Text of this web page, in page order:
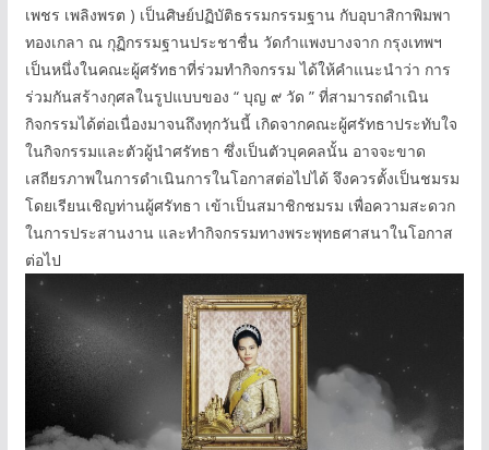
เพชร เพลิงพรต ) เป็นศิษย์ปฏิบัติธรรมกรรมฐาน กับอุบาสิกาพิมพา
ทองเกลา ณ กุฏิกรรมฐานประชาชื่น วัดกำแพงบางจาก กรุงเทพฯ
เป็นหนึ่งในคณะผู้ศรัทธาที่ร่วมทำกิจกรรม ได้ให้คำแนะนำว่า การ
ร่วมกันสร้างกุศลในรูปแบบของ “ บุญ ๙ วัด ” ที่สามารถดำเนิน
กิจกรรมได้ต่อเนื่องมาจนถึงทุกวันนี้ เกิดจากคณะผู้ศรัทธาประทับใจ
ในกิจกรรมและตัวผู้นำศรัทธา ซึ่งเป็นตัวบุคคลนั้น อาจจะขาด
เสถียรภาพในการดำเนินการในโอกาสต่อไปได้ จึงควรตั้งเป็นชมรม
โดยเรียนเชิญท่านผู้ศรัทธา เข้าเป็นสมาชิกชมรม เพื่อความสะดวก
ในการประสานงาน และทำกิจกรรมทางพระพุทธศาสนาในโอกาส
ต่อไป